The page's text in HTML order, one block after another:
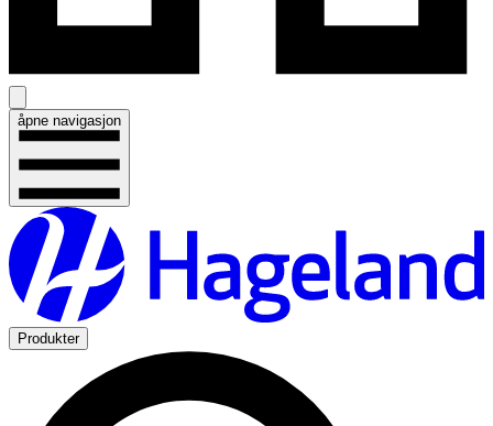
åpne navigasjon
Produkter